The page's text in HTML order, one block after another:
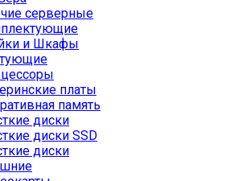
серверные
и Шкафы
платы
память
диски
диски SSD
диски